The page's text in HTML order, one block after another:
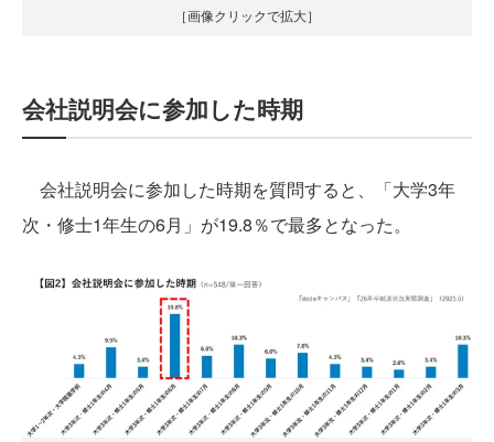
［画像クリックで拡大］
会社説明会に参加した時期
会社説明会に参加した時期を質問すると、「大学3年
次・修士1年生の6月」が19.8％で最多となった。